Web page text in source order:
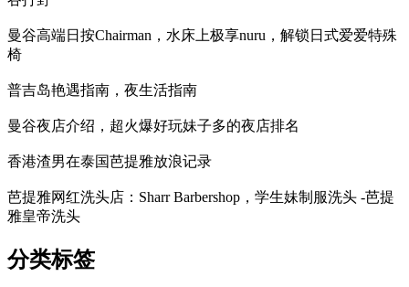
曼谷高端日按Chairman，水床上极享nuru，解锁日式爱爱特殊
椅
普吉岛艳遇指南，夜生活指南
曼谷夜店介绍，超火爆好玩妹子多的夜店排名
香港渣男在泰国芭提雅放浪记录
芭提雅网红洗头店：Sharr Barbershop，学生妹制服洗头 -芭提
雅皇帝洗头
分类标签